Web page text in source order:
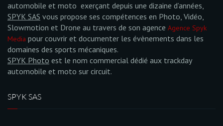
automobile et moto exerçant depuis une dizaine d’années,
SPYK SAS vous propose ses compétences en Photo, Vidéo,
Slowmotion et Drone au travers de son agence Agence Spyk
Media pour couvrir et documenter les évènements dans les
domaines des sports mécaniques.
SPYK Photo est le nom commercial dédié aux trackday
automobile et moto sur circuit.
SPYK SAS